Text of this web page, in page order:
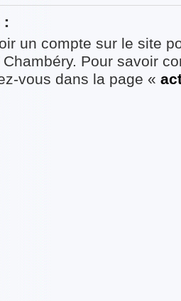
un compte sur le site
Pour savoir
vous dans la page «